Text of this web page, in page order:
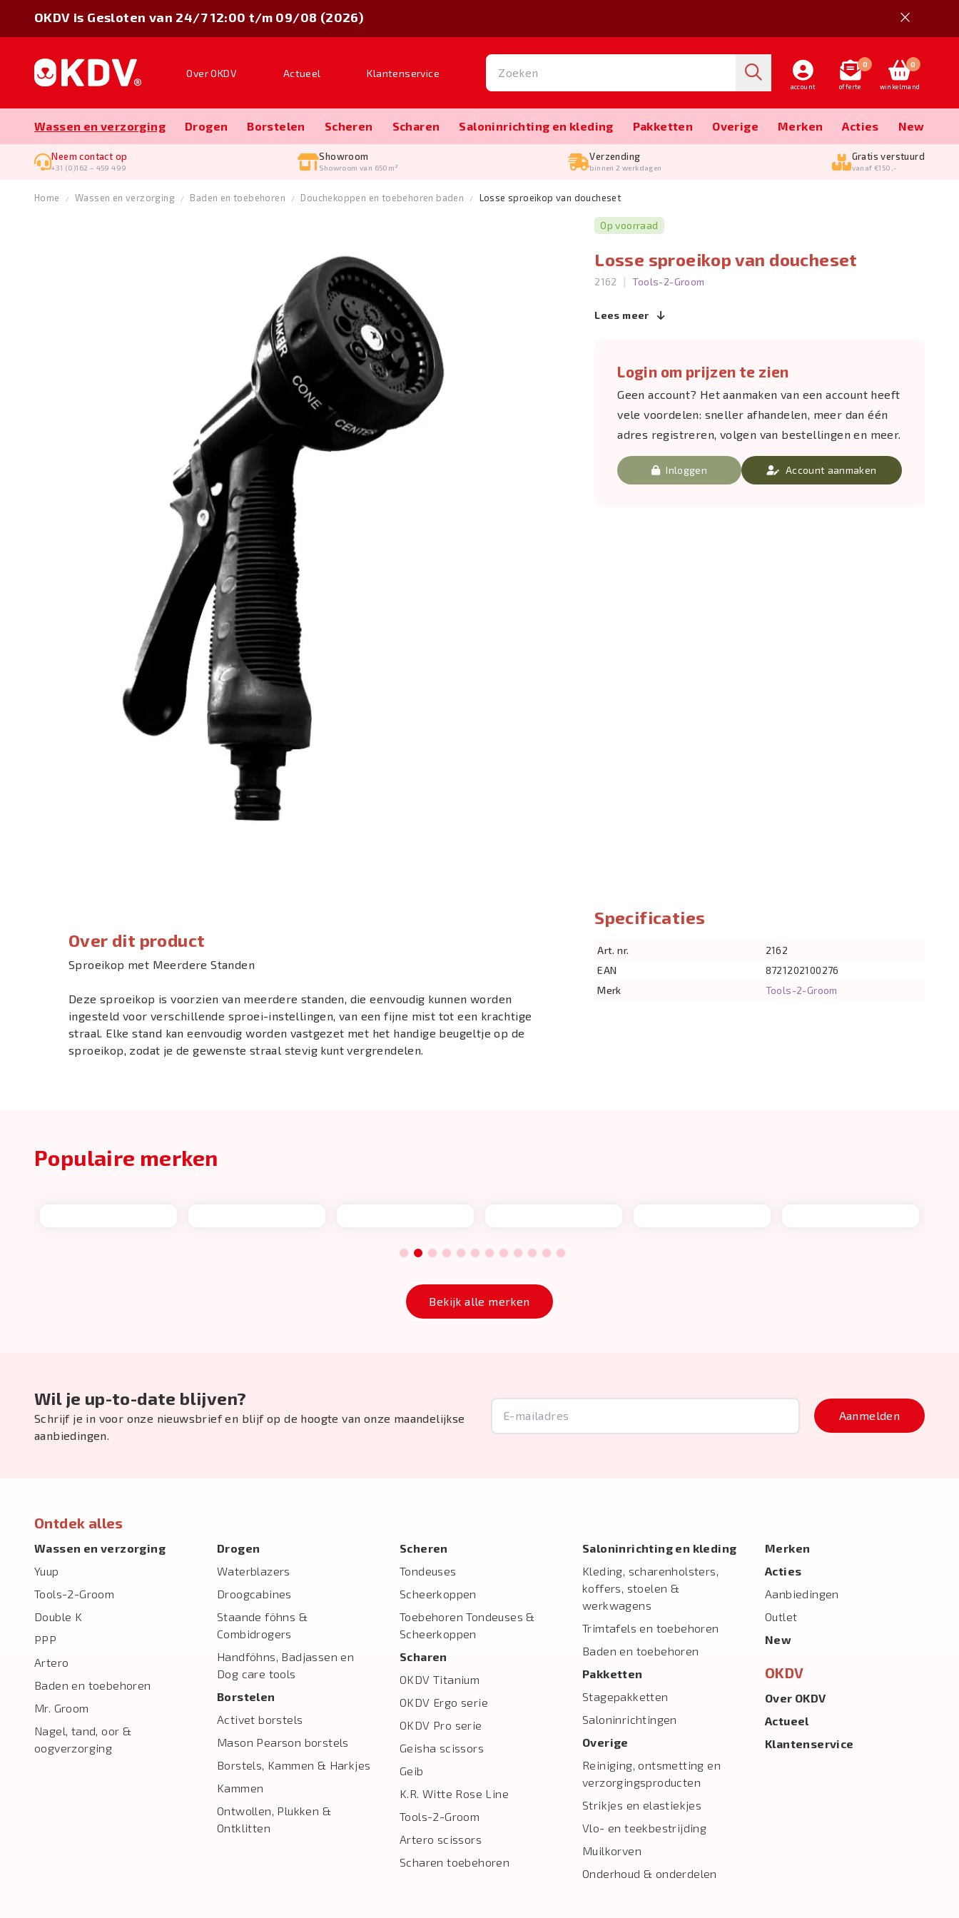
Over OKDV Actueel Klantenservice
account
0
offerte
0
winkelmand
Wassen en verzorging Drogen Borstelen Scheren Scharen Salon­inrichting en kleding Pakketten Overige Merken Acties New
Neem contact op
+31 (0)162 – 459 499
Showroom
Showroom van 650m²
Verzending
binnen 2 werkdagen
Gratis verstuurd
vanaf €150,-
OKDV is Gesloten van 24/7 12:00 t/m 09/08 (2026)
Home Wassen en verzorging Baden en toebehoren Douchekoppen en toebehoren baden Losse sproeikop van doucheset
Op voorraad
Losse sproeikop van doucheset
2162 | Tools-2-Groom
Lees meer
Login om prijzen te zien
Geen account? Het aanmaken van een account heeft
vele voordelen: sneller afhandelen, meer dan één
adres registreren, volgen van bestellingen en meer.
Inloggen Account aanmaken
Over dit product
Sproeikop met Meerdere Standen
Deze sproeikop is voorzien van meerdere standen, die eenvoudig kunnen worden
ingesteld voor verschillende sproei-instellingen, van een fijne mist tot een krachtige
straal. Elke stand kan eenvoudig worden vastgezet met het handige beugeltje op de
sproeikop, zodat je de gewenste straal stevig kunt vergrendelen.
Specificaties
Art. nr.
2162
EAN
8721202100276
Merk
Tools-2-Groom
Populaire merken
1 2 3 4 5 6 7 8 9 10 11 12
Bekijk alle merken
Wil je up-to-date blijven?
Schrijf je in voor onze nieuwsbrief en blijf op de hoogte van onze maandelijkse
aanbiedingen.
Aanmelden
Ontdek alles
Wassen en verzorging
Yuup
Tools-2-Groom
Double K
PPP
Artero
Baden en toebehoren
Mr. Groom
Nagel, tand, oor &
oogverzorging
Drogen
Waterblazers
Droogcabines
Staande föhns &
Combidrogers
Handföhns, Badjassen en
Dog care tools
Borstelen
Activet borstels
Mason Pearson borstels
Borstels, Kammen & Harkjes
Kammen
Ontwollen, Plukken &
Ontklitten
Scheren
Tondeuses
Scheerkoppen
Toebehoren Tondeuses &
Scheerkoppen
Scharen
OKDV Titanium
OKDV Ergo serie
OKDV Pro serie
Geisha scissors
Geib
K.R. Witte Rose Line
Tools-2-Groom
Artero scissors
Scharen toebehoren
Salon­inrichting en kleding
Kleding, scharenholsters,
koffers, stoelen &
werkwagens
Trimtafels en toebehoren
Baden en toebehoren
Pakketten
Stagepakketten
Saloninrichtingen
Overige
Reiniging, ontsmetting en
verzorgingsproducten
Strikjes en elastiekjes
Vlo- en teekbestrijding
Muilkorven
Onderhoud & onderdelen
Merken
Acties
Aanbiedingen
Outlet
New
OKDV
Over OKDV
Actueel
Klantenservice